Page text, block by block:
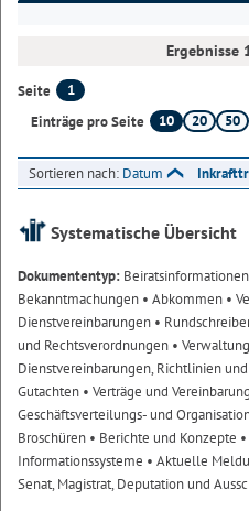
Ergebnisse
Seite
1
Einträge pro Seite
10 20 50
Sortieren nach: Datum
Systematische Übersicht
Dokumententyp:
Bekanntmachungen • Abkommen •
Dienstvereinbarungen •
und Rechtsverordnungen •
Dienstvereinbarungen, Richtlinien
Gutachten • Verträge und
Geschäftsverteilungs- und
Broschüren • Berichte und Konzepte
Informationssysteme • Aktuelle
Senat, Magistrat, Deputation und